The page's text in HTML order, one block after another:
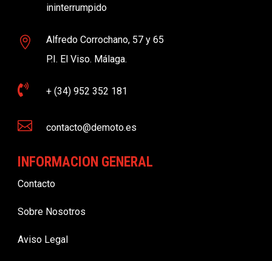
ininterrumpido

Alfredo Corrochano, 57 y 65
P.I. El Viso. Málaga.
 + (34) 952 352 181
 contacto@demoto.es
INFORMACION GENERAL
Contacto
Sobre Nosotros
Aviso Legal